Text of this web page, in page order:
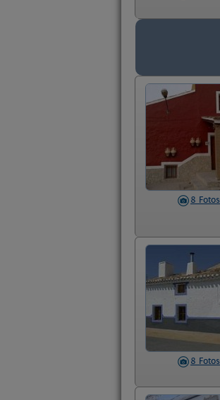
8 Fotos
8 Fotos